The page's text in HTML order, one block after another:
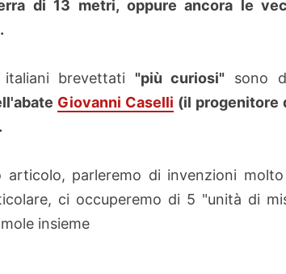
di 13 metri, oppure ancora le
brevettati "più curiosi" sono
Giovanni Caselli (il progenitore
articolo, parleremo di invenzioni
ci occuperemo di 5 "unità di
insieme